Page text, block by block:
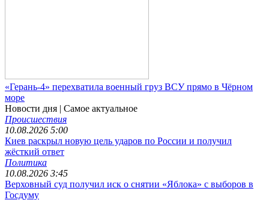
«Герань-4» перехватила военный груз ВСУ прямо в Чёрном
море
Новости дня | Самое актуальное
Происшествия
10.08.2026 5:00
Киев раскрыл новую цель ударов по России и получил
жёсткий ответ
Политика
10.08.2026 3:45
Верховный суд получил иск о снятии «Яблока» с выборов в
Госдуму